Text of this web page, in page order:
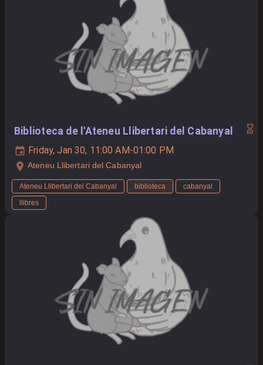
Biblioteca de l'Ateneu Llibertari del Cabanyal
Friday, Jan 30, 11:00 AM-01:00 PM
Ateneu Llibertari del Cabanyal
Ateneu Llibertari del Cabanyal biblioteca
cabanyal
llibres